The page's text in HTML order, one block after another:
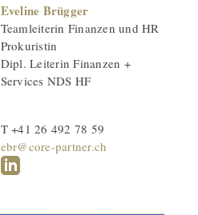
Eveline Brügger
Teamleiterin Finanzen und HR
Prokuristin
Dipl. Leiterin Finanzen +
Services NDS HF
T +41 26 492 78 59
ebr@core-partner.ch